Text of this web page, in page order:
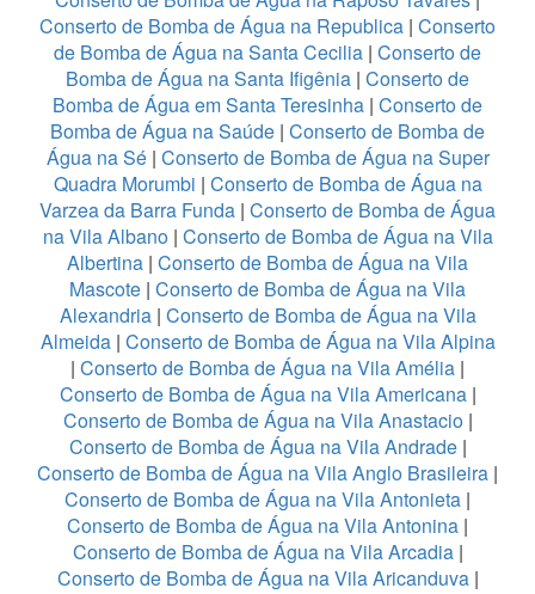
Conserto de Bomba de Água na Republica | Conserto
de Bomba de Água na Santa Cecilia | Conserto de
Bomba de Água na Santa Ifigênia | Conserto de
Bomba de Água em Santa Teresinha | Conserto de
Bomba de Água na Saúde | Conserto de Bomba de
Água na Sé| Conserto de Bomba de Água na Super
Quadra Morumbi | Conserto de Bomba de Água na
Varzea da Barra Funda | Conserto de Bomba de Água
na Vila Albano| Conserto de Bomba de Água na Vila
Albertina | Conserto de Bomba de Água na Vila
Mascote | Conserto de Bomba de Água na Vila
Alexandria| Conserto de Bomba de Água na Vila
Almeida | Conserto de Bomba de Água na Vila Alpina
| Conserto de Bomba de Água na Vila Amélia |
Conserto de Bomba de Água na Vila Americana|
Conserto de Bomba de Água na Vila Anastacio|
Conserto de Bomba de Água na Vila Andrade|
Conserto de Bomba de Água na Vila Anglo Brasileira |
Conserto de Bomba de Água na Vila Antonieta |
Conserto de Bomba de Água na Vila Antonina |
Conserto de Bomba de Água na Vila Arcadia |
Conserto de Bomba de Água na Vila Aricanduva|